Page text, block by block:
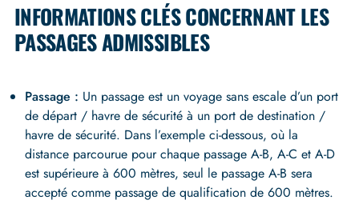
INFORMATIONS CLÉS CONCERNANT LES
PASSAGES ADMISSIBLES
Passage : Un passage est un voyage sans escale d’un port
de départ / havre de sécurité à un port de destination /
havre de sécurité. Dans l’exemple ci-dessous, où la
distance parcourue pour chaque passage A-B, A-C et A-D
est supérieure à 600 mètres, seul le passage A-B sera
accepté comme passage de qualification de 600 mètres.